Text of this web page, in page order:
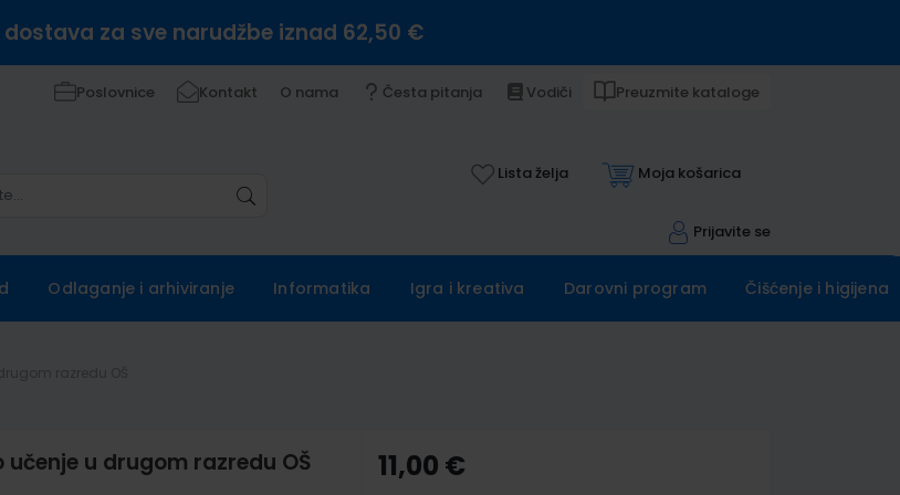
za sve narudžbe iznad 62,50 €
Poslovnice Kontakt O nama Česta pitanja Vodiči Preuzmite kataloge
Lista želja Moja košarica
Prijavite se
Odlaganje i arhiviranje Informatika Igra i kreativa Darovni program Čišćenje i higijena
učenje u drugom razredu OŠ 11,00 €